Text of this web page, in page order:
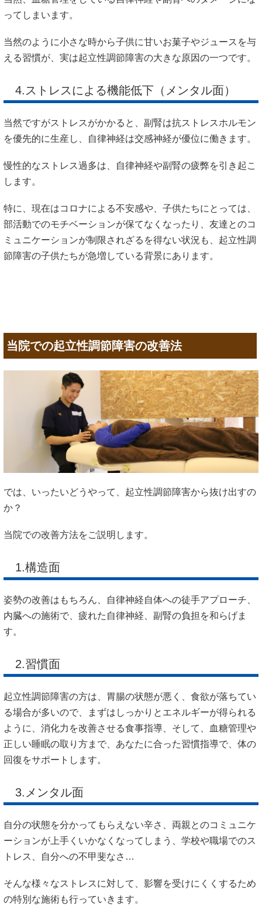
ってしまいます。
当然のように小さな時から子供に甘いお菓子やジュースを与
える習慣が、実は起立性調節障害の大きな原因の一つです。
4.ストレスによる機能低下（メンタル面）
当然ですがストレスがかかると、副腎は抗ストレスホルモン
を優先的に生産し、自律神経は交感神経が優位に働きます。
慢性的なストレス過多は、自律神経や副腎の疲弊を引き起こ
します。
特に、現在はコロナによる不安感や、子供たちにとっては、
部活動でのモチベーションが保てなくなったり、友達とのコ
ミュニケーションが制限されざるを得ない状況も、起立性調
節障害の子供たちが急増している背景にあります。
当院での起立性調節障害の改善法
では、いったいどうやって、起立性調節障害から抜け出すの
か？
当院での改善方法をご説明します。
1.構造面
姿勢の改善はもちろん、自律神経自体への徒手アプローチ、
内臓への施術で、疲れた自律神経、副腎の負担を和らげま
す。
2.習慣面
起立性調節障害の方は、胃腸の状態が悪く、食欲が落ちてい
る場合が多いので、まずはしっかりとエネルギーが得られる
ように、消化力を改善させる食事指導、そして、血糖管理や
正しい睡眠の取り方まで、あなたに合った習慣指導で、体の
回復をサポートします。
3.メンタル面
自分の状態を分かってもらえない辛さ、両親とのコミュニケ
ーションが上手くいかなくなってしまう、学校や職場でのス
トレス、自分への不甲斐なさ…
そんな様々なストレスに対して、影響を受けにくくするため
の特別な施術も行っていきます。